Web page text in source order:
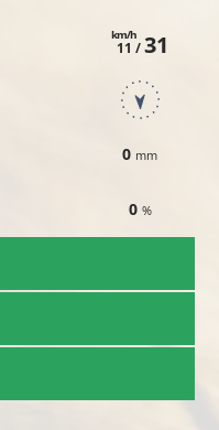
11 /
km/h 31
0 mm
0 %